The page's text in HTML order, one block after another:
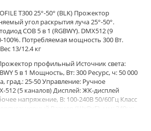
T300 25°-50° (BLK) Прожектор
угол раскрытия луча 25°-50°.
COB 5 в 1 (RGBWY). DMX512 (9
Потребляемая мощность 300 Вт.
13/12.4 кг
профильный Источник света:
5 в 1 Мощность, Вт: 300 Ресурс, ч: 50 000
град.: 25-50 Управление: Ручное
512 (5 каналов) Дисплей: ЖК-дисплей
напряжение, В: 100-240В 50/60Гц Класс
черный Размер (ШхВхГ), мм: 340; х;
производитель: Китай Наличие: в